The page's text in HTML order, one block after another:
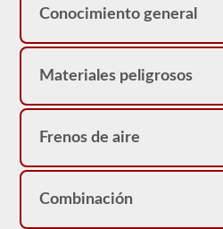
Conocimiento general
Materiales peligrosos
Frenos de aire
Combinación